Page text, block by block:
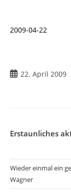
2009-04-22
Beitrag22. April 2009
Erstaunliches
Wieder einmal ein
Wagner